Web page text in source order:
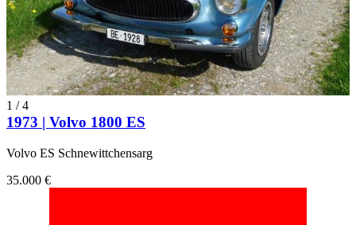
1 /4
1973 | Volvo 1800 ES
Volvo ES Schnewittchensarg
35.000 €